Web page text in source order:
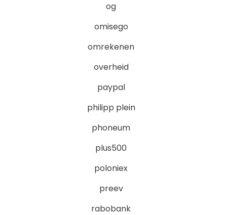
og
omisego
omrekenen
overheid
paypal
philipp plein
phoneum
plus500
poloniex
preev
rabobank